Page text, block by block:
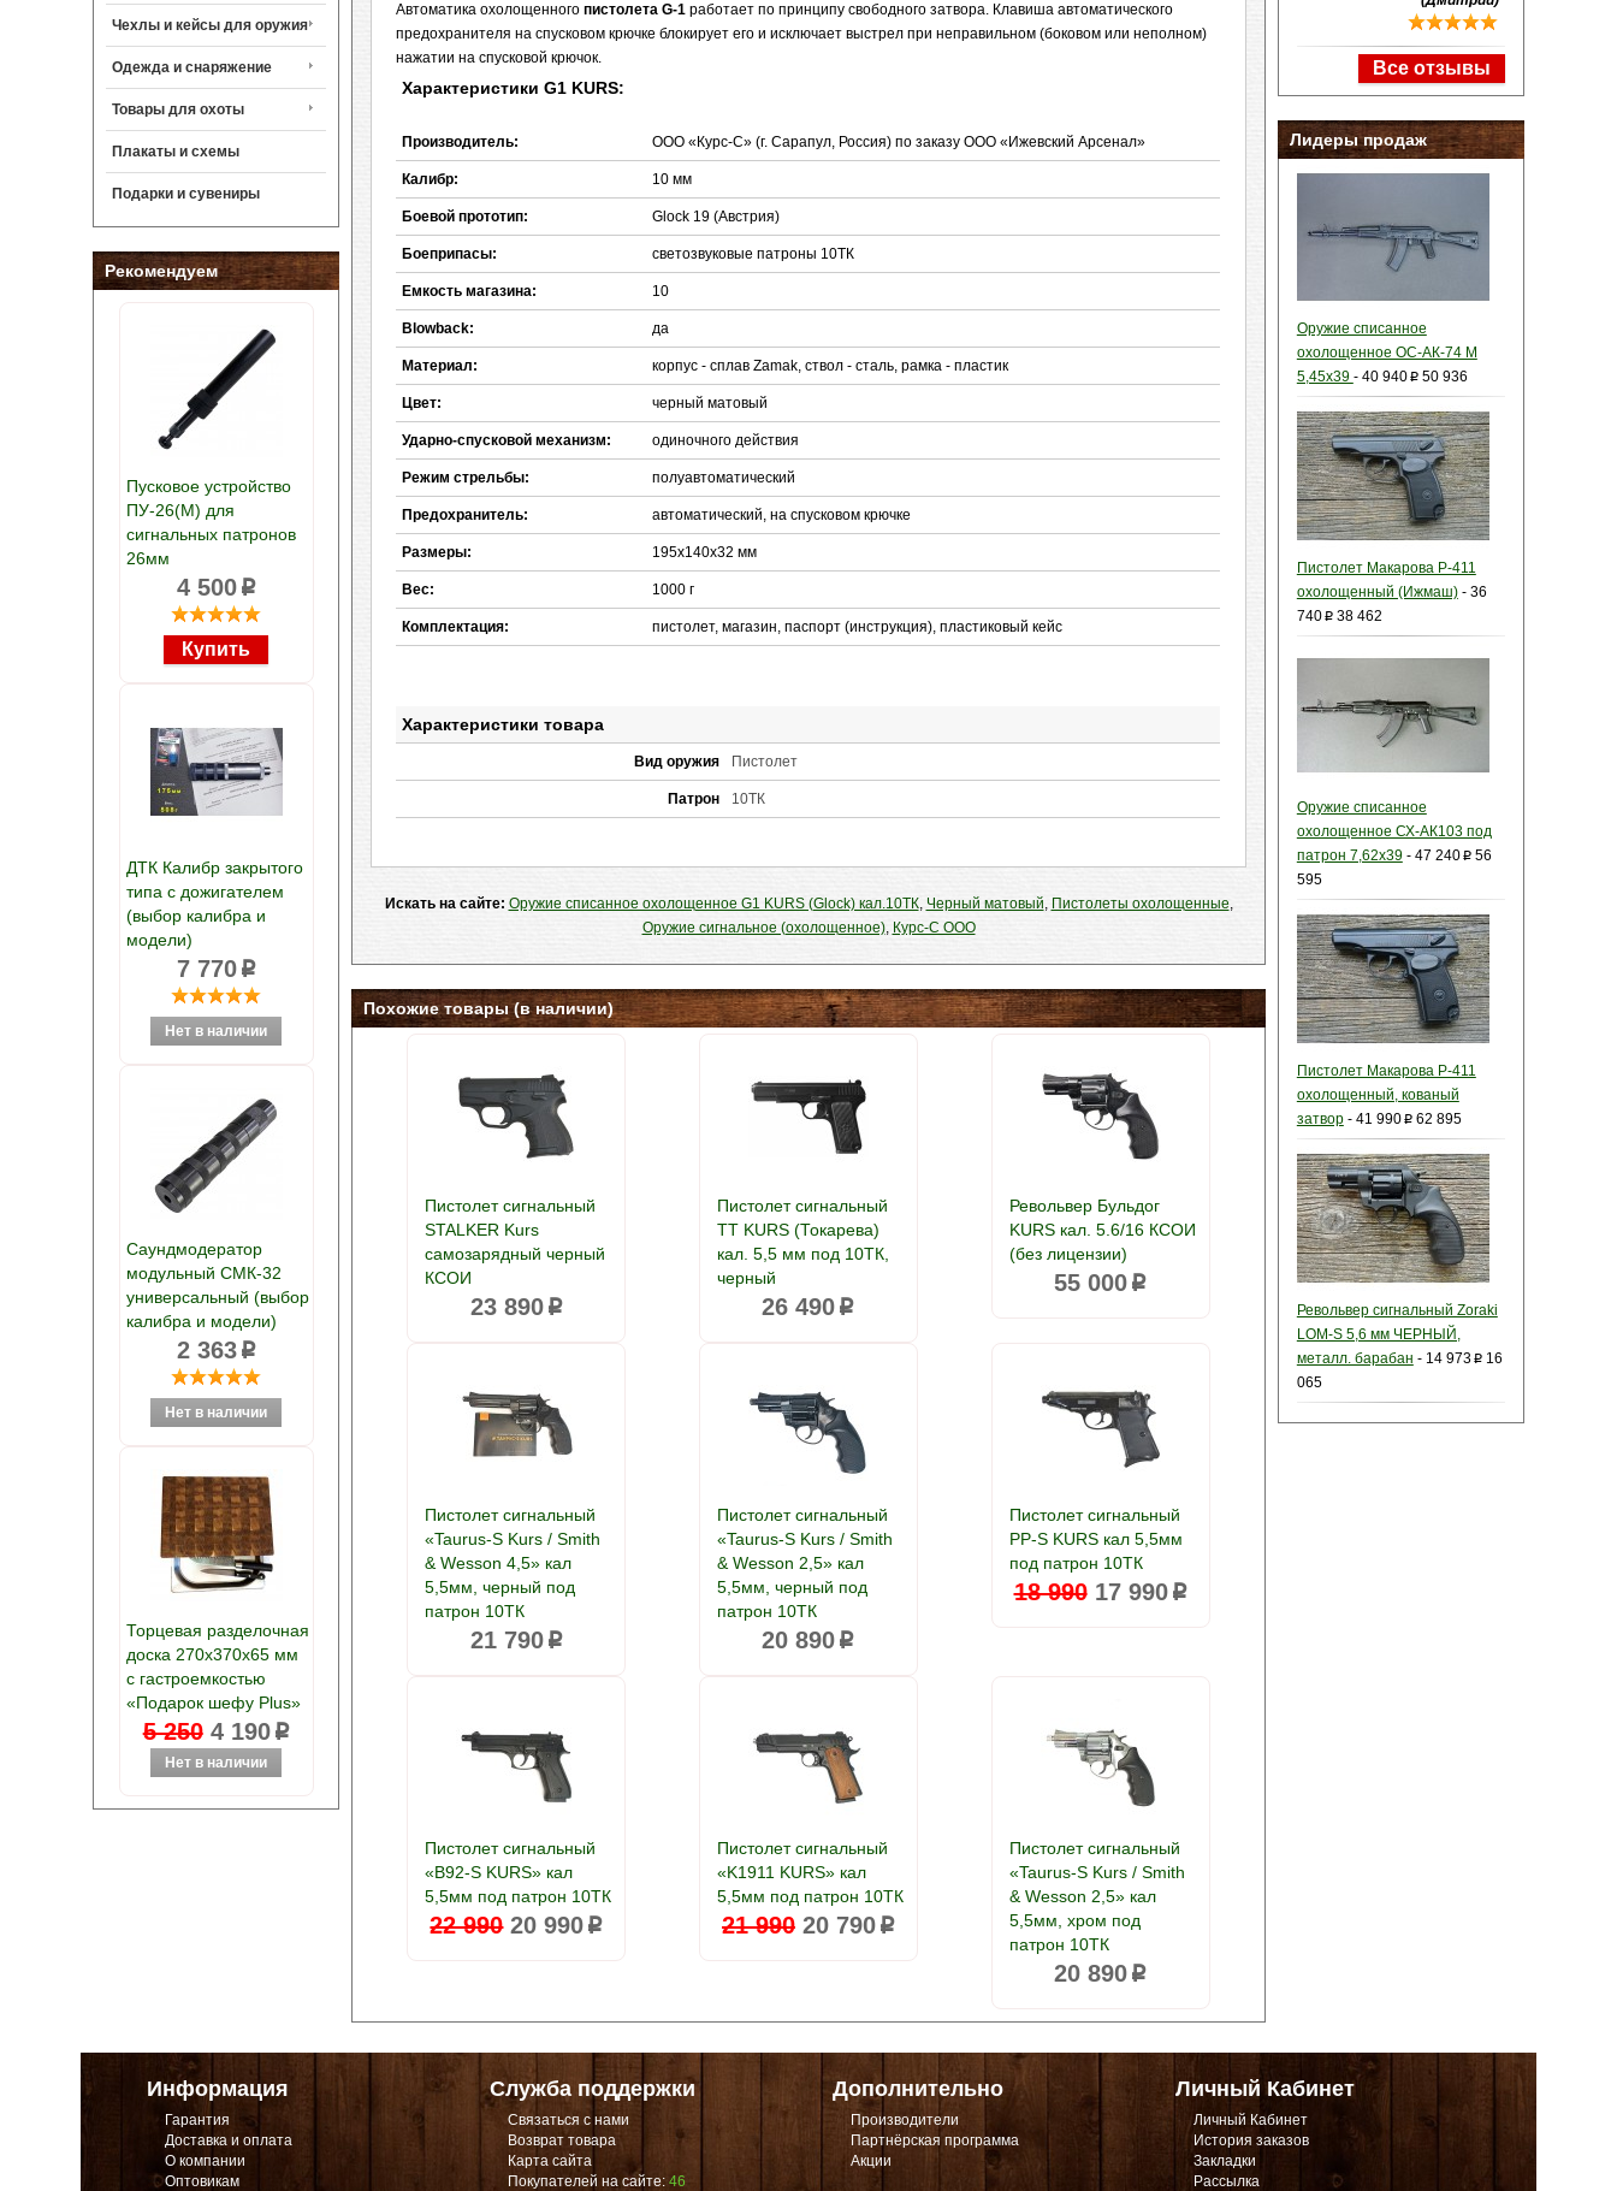
Чехлы и кейсы для оружия
Одежда и снаряжение
Товары для охоты
Плакаты и схемы
Подарки и сувениры
Рекомендуем
Пусковое устройство
ПУ-26(М) для
сигнальных патронов
26мм
4 500p
ДТК Калибр закрытого
типа с дожигателем
(выбор калибра и
модели)
7 770p
Саундмодератор
модульный СМК-32
универсальный (выбор
калибра и модели)
2 363p
Торцевая разделочная
доска 270х370х65 мм
с гастроемкостью
«Подарок шефу Plus»
5 250 4 190p
Все отзывы
Лидеры продаж
Оружие списанное
охолощенное ОС-АК-74 М
5,45х39 - 40 940p 50 936
Пистолет Макарова Р-411
охолощенный (Ижмаш)- 36
740p 38 462
Оружие списанное
охолощенное СХ-АК103 под
патрон 7,62х39- 47 240p 56
595
Пистолет Макарова Р-411
охолощенный, кованый
затвор- 41 990p 62 895
Револьвер сигнальный Zoraki
LOM-S 5,6 мм ЧЕРНЫЙ,
металл. барабан - 14 973p 16
065
Автоматика охолощенногопистолета G-1 работает по принципу свободного затвора. Клавиша автоматического
предохранителя на спусковом крючке блокирует его и исключает выстрел при неправильном (боковом или неполном)
нажатии на спусковой крючок.
Характеристики G1 KURS:
Производитель: ООО «Курс-С» (г. Сарапул, Россия) по заказу ООО «Ижевский Арсенал»
Калибр: 10 мм
Боевой прототип: Glock 19 (Австрия)
Боеприпасы: светозвуковые патроны 10ТК
Емкость магазина: 10
Blowback: да
Материал: корпус - сплав Zamak, ствол - сталь, рамка - пластик
Цвет: черный матовый
Ударно-спусковой механизм: одиночного действия
Режим стрельбы: полуавтоматический
Предохранитель: автоматический, на спусковом крючке
Размеры: 195x140x32 мм
Вес: 1000 г
Комплектация: пистолет, магазин, паспорт (инструкция), пластиковый кейс
Характеристики товара
Вид оружия Пистолет
Патрон 10ТК
Искать на сайте: Оружие списанное охолощенное G1 KURS (Glock) кал.10ТК, Черный матовый, Пистолеты охолощенные,
Оружие сигнальное (охолощенное), Курс-С ООО
Похожие товары (в наличии)
Пистолет сигнальный
STALKER Kurs
самозарядный черный
КСОИ
23 890p
Пистолет сигнальный
ТТ KURS (Токарева)
кал. 5,5 мм под 10ТК,
черный
26 490 p
Револьвер Бульдог
KURS кал. 5.6/16 КСОИ
(без лицензии)
55 000 p
Пистолет сигнальный
«Taurus-S Kurs / Smith
& Wesson 4,5» кал
5,5мм, черный под
патрон 10ТК
21 790p
Пистолет сигнальный
«Taurus-S Kurs / Smith
& Wesson 2,5» кал
5,5мм, черный под
патрон 10ТК
20 890 p
Пистолет сигнальный
PP-S KURS кал 5,5мм
под патрон 10ТК
18 990 17 990p
Пистолет сигнальный
«B92-S KURS» кал
5,5мм под патрон 10ТК
22 990 20 990 p
Пистолет сигнальный
«K1911 KURS» кал
5,5мм под патрон 10ТК
21 990 20 790p
Пистолет сигнальный
«Taurus-S Kurs / Smith
& Wesson 2,5» кал
5,5мм, хром под
патрон 10ТК
20 890 p
Информация
Гарантия
Доставка и оплата
О компании
Оптовикам
Служба поддержки
Связаться с нами
Возврат товара
Карта сайта
Покупателей на сайте: 46
Дополнительно
Производители
Партнёрская программа
Акции
Личный Кабинет
Личный Кабинет
История заказов
Закладки
Рассылка